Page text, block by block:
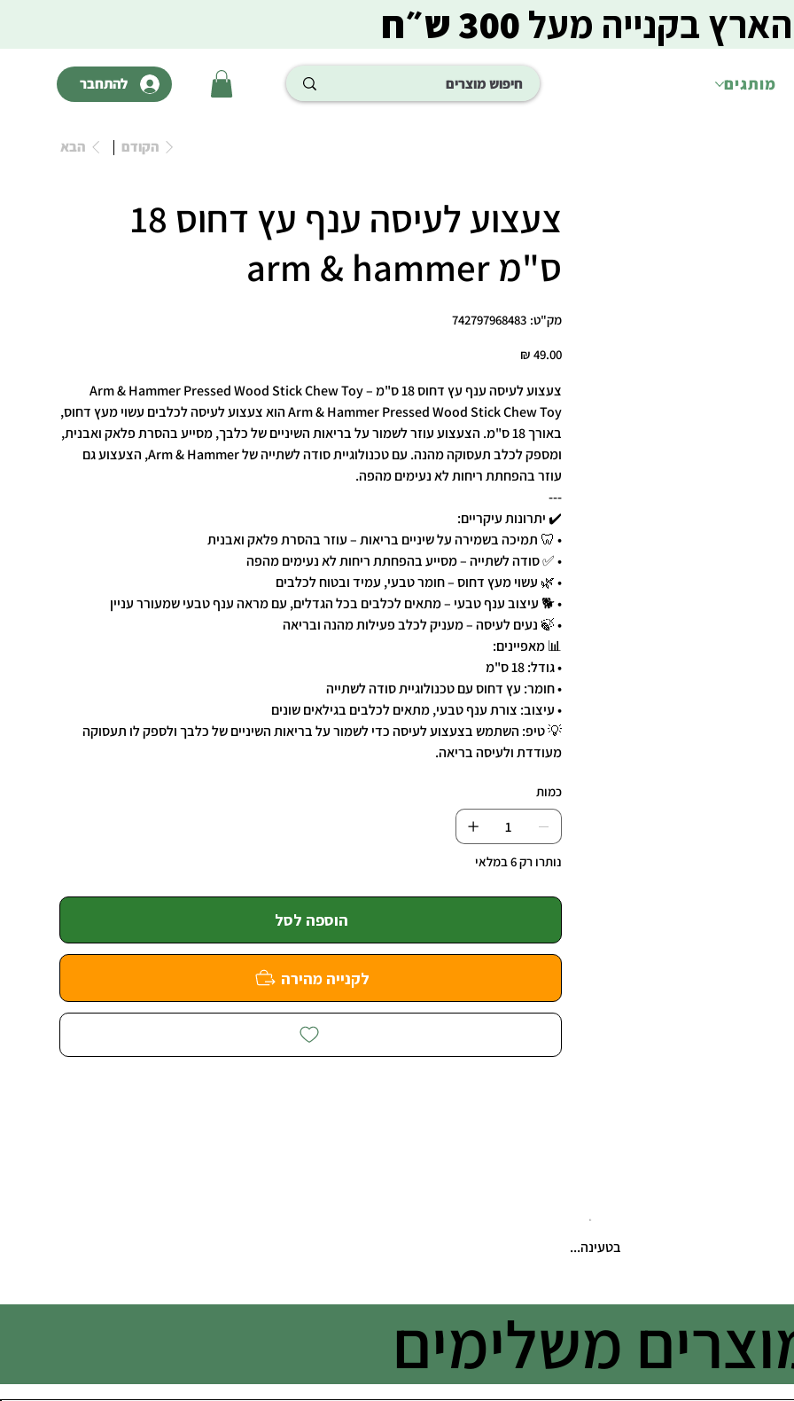
מותגים להתחבר
בקנייה מעל300 ש״ח
הקודם הבא
צעצוע לעיסה ענף עץ דחוס 18
ס"מ arm & hammer
מק"ט:
מק"ט
742797968483
742797968483
מחיר ‏49.00 ‏₪
צעצוע לעיסה ענף עץ דחוס 18 ס"מ – Arm & Hammer Pressed Wood Stick Chew Toy
Arm & Hammer Pressed Wood Stick Chew Toy הוא צעצוע לעיסה לכלבים עשוי מעץ דחוס,
באורך 18 ס"מ. הצעצוע עוזר לשמור על בריאות השיניים של כלבך, מסייע בהסרת פלאק ואבנית,
ומספק לכלב תעסוקה מהנה. עם טכנולוגיית סודה לשתייה של Arm & Hammer, הצעצוע גם
עוזר בהפחתת ריחות לא נעימים מהפה.
---
✔️ יתרונות עיקריים:
• 🦷 תמיכה בשמירה על שיניים בריאות – עוזר בהסרת פלאק ואבנית
• ✅ סודה לשתייה – מסייע בהפחתת ריחות לא נעימים מהפה
• 🌿 עשוי מעץ דחוס – חומר טבעי, עמיד ובטוח לכלבים
• 🐕 עיצוב ענף טבעי – מתאים לכלבים בכל הגדלים, עם מראה ענף טבעי שמעורר עניין
• 🍃 נעים לעיסה – מעניק לכלב פעילות מהנה ובריאה
📊 מאפיינים:
• גודל: 18 ס"מ
• חומר: עץ דחוס עם טכנולוגיית סודה לשתייה
• עיצוב: צורת ענף טבעי, מתאים לכלבים בגילאים שונים
💡 טיפ: השתמש בצעצוע לעיסה כדי לשמור על בריאות השיניים של כלבך ולספק לו תעסוקה
מעודדת ולעיסה בריאה.
כמות
נותרו רק 6 במלאי
הוספה לסל
לקנייה מהירה
בטעינה...
משלימים